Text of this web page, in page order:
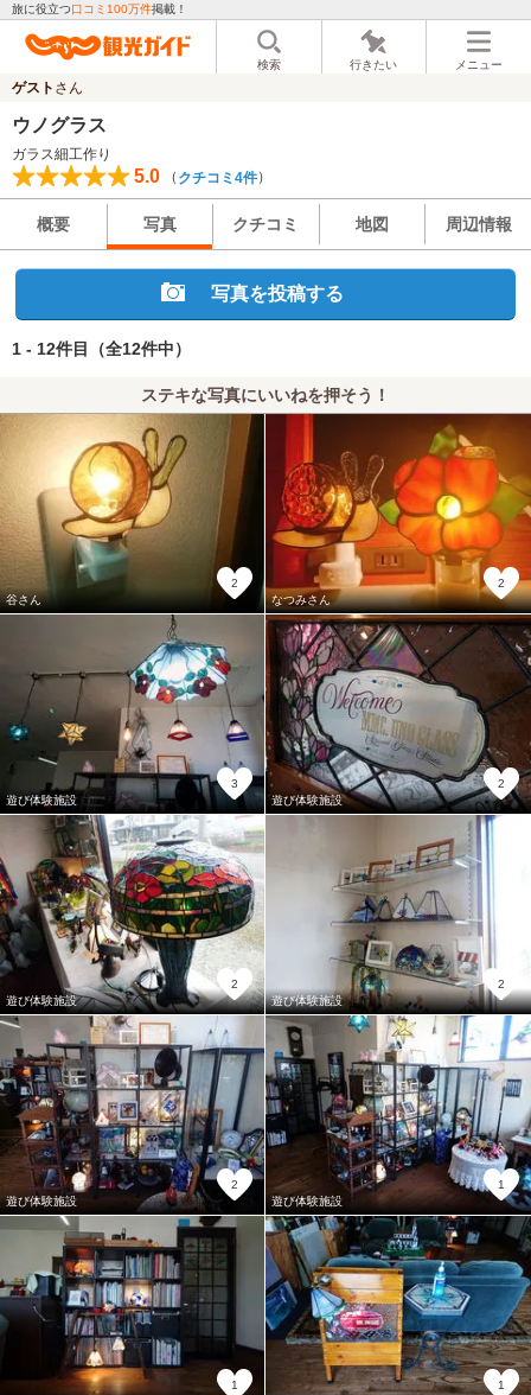
旅に役立つ口コミ100万件掲載！
検索 行きたい メニュー
ゲスト さん
ウノグラス
ガラス細工作り
5.0 （ クチコミ4件）
概要 写真 クチコミ 地図 周辺情報
写真を投稿する
1 - 12件目 （全12件中）
ステキな写真にいいねを押そう！
谷さん
2
なつみさん
2
遊び体験施設
3
遊び体験施設
2
遊び体験施設
2
遊び体験施設
2
遊び体験施設
2
遊び体験施設
1
1
1